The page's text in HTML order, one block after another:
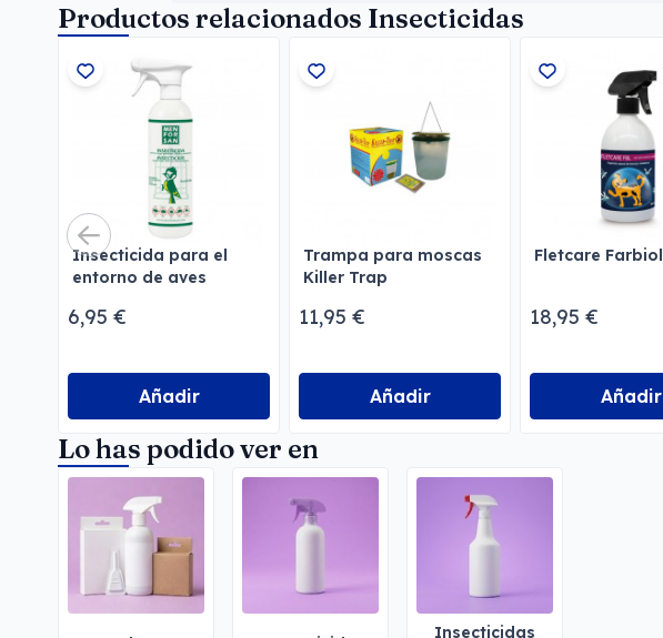
Productos relacionados Insecticidas
Insecticida para el
entorno de aves
6,95 €
Añadir
Trampa para moscas
Killer Trap
11,95 €
Añadir
Fletcare Farbiol
18,95 €
Añadir
Lo has podido ver en
Insecticidas